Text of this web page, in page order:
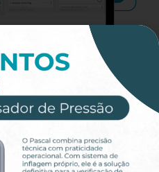
de Alta
su operación